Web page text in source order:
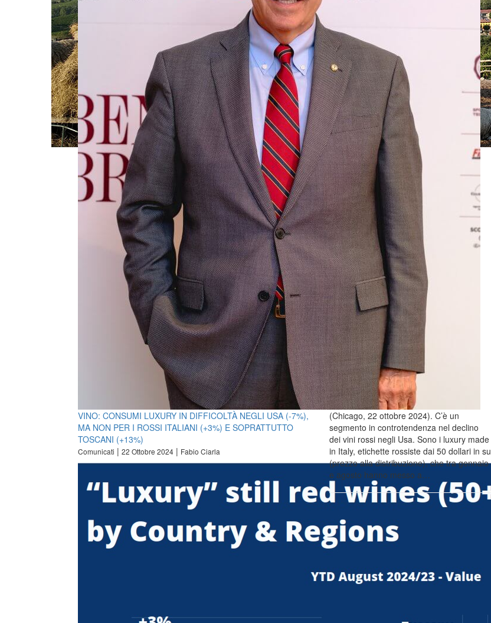
VINO: CONSUMI LUXURY IN DIFFICOLTÀ NEGLI USA (-7%),
MA NON PER I ROSSI ITALIANI (+3%) E SOPRATTUTTO
TOSCANI (+13%)
Comunicati | 22 Ottobre 2024 | Fabio Ciarla
(Chicago, 22 ottobre 2024). C’è un
segmento in controtendenza nel declino
dei vini rossi negli Usa. Sono i luxury made
in Italy, etichette rossiste dai 50 dollari in su
(prezzo alla distribuzione), che tra gennaio
e agosto hanno messo a…